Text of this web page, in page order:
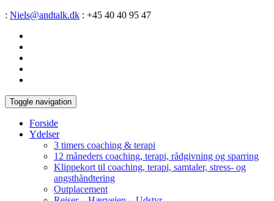
: Niels@andtalk.dk : +45 40 40 95 47
Toggle navigation
Forside
Ydelser
3 timers coaching & terapi
12 måneders coaching, terapi, rådgivning og sparring
Klippekort til coaching, terapi, samtaler, stress- og
angsthåndtering
Outplacement